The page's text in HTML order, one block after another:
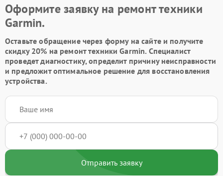
Оформите заявку на ремонт техники
Garmin.
Оставьте обращение через форму на сайте и получите
скидку 20% на ремонт техники Garmin. Специалист
проведет диагностику, определит причину неисправности
и предложит оптимальное решение для восстановления
устройства.
Отправить заявку